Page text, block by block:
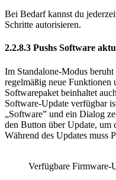
Bei Bedarf kannst du
Schritte autorisieren.
2.2.8.3 Pushs Software
Im Standalone-Modus
regelmäßig neue Funktionen
Softwarepaket beinhaltet
Software-Update verfügbar
„Software” und ein Dialog
den Button über Update, um
Während des Updates muss
Verfügbare Firmware-